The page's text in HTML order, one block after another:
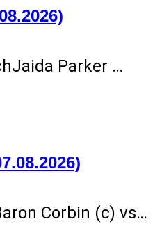
Parker …
Corbin (c) vs…